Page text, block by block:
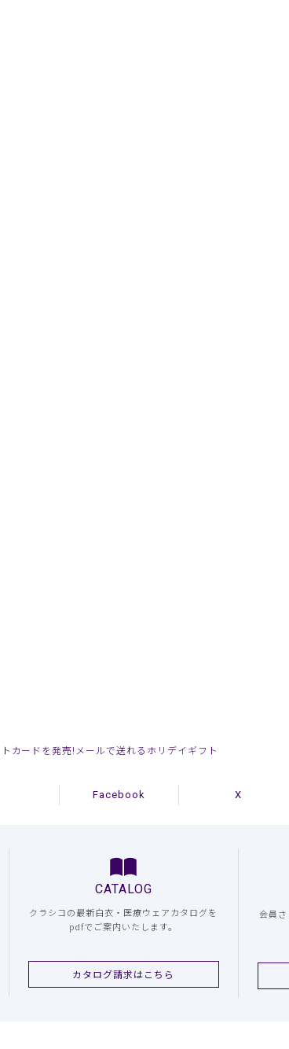
カードを発売!メールで送れるホリデイギフト
Facebook X
CATALOG
クラシコの最新白衣・医療ウェアカタログを
pdfでご案内いたします。
カタログ請求はこちら
会員